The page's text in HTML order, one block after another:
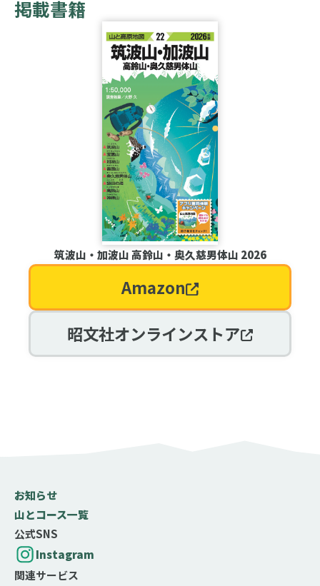
掲載書籍
筑波山・加波山 高鈴山・奥久慈男体山 2026
Amazon
昭文社オンラインストア
お知らせ
山とコース一覧
公式SNS
Instagram
関連サービス